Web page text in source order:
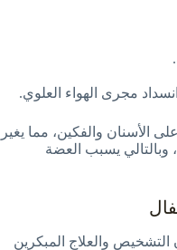
مجرى الهواء العلوي.
والفكين، مما يغير
وبالتالي يسبب العضة
التشخيص والعلاج المبكرين